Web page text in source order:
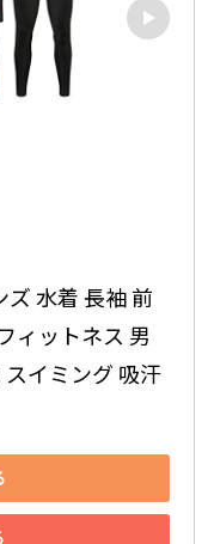
水着 長袖 前
ィットネス 男
イミング 吸汗